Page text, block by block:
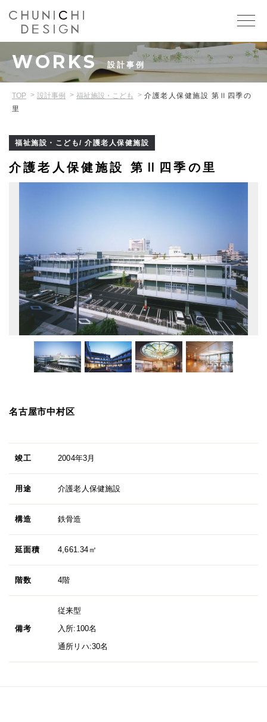
WORKS 設計事例
TOP 設計事例 福祉施設・こども
介護老人保健施設 第Ⅱ四季の
里
福祉施設・こども/ 介護老人保健施設
介護老人保健施設 第Ⅱ四季の里
名古屋市中村区
竣工 2004年3月
用途 介護老人保健施設
構造 鉄骨造
延面積 4,661.34㎡
階数 4階
備考
従来型
入所:100名
通所リハ:30名